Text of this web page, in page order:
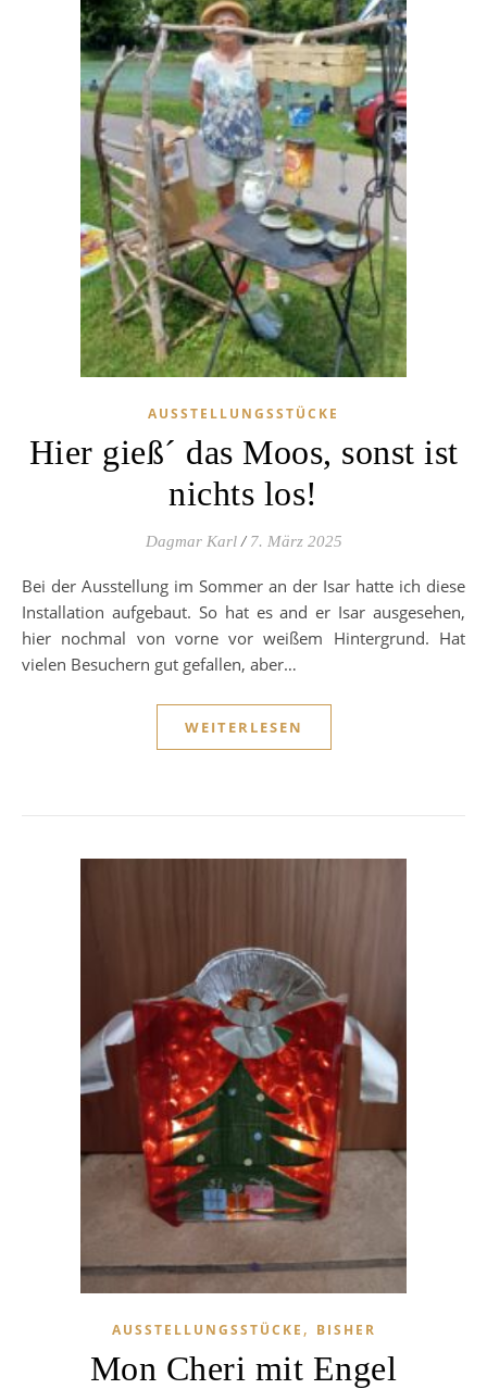
AUSSTELLUNGSSTÜCKE
Hier gieß´ das Moos, sonst ist
nichts los!
Dagmar Karl / 7. März 2025
Bei der Ausstellung im Sommer an der Isar hatte ich diese
Installation aufgebaut. So hat es and er Isar ausgesehen,
hier nochmal von vorne vor weißem Hintergrund. Hat
vielen Besuchern gut gefallen, aber…
WEITERLESEN
AUSSTELLUNGSSTÜCKE , BISHER
Mon Cheri mit Engel